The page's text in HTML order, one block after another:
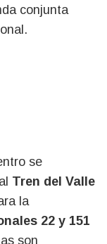
conjunta
se
Tren del Valle
la
22 y 151
son